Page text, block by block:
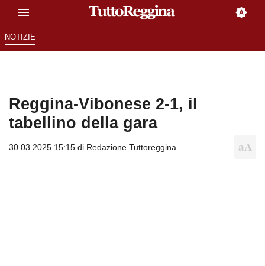
NOTIZIE
Reggina-Vibonese 2-1, il
tabellino della gara
30.03.2025 15:15 di Redazione Tuttoreggina